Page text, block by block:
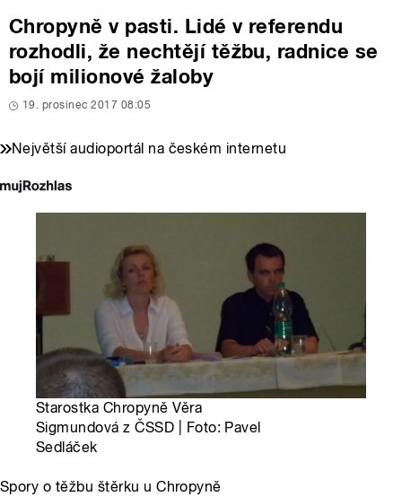
Chropyně v pasti. Lidé v referendu
rozhodli, že nechtějí těžbu, radnice se
bojí milionové žaloby
19. prosinec 2017 08:05
Největší audioportál na českém internetu
Starostka Chropyně Věra
Sigmundová z ČSSD | Foto: Pavel
Sedláček
Spory o těžbu štěrku u Chropyně